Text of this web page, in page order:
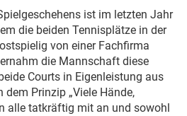
ist im letzten Jahr
die beiden Tennisplätze in der
von einer Fachfirma
die Mannschaft diese
Courts in Eigenleistung aus
Prinzip „Viele Hände,
alle tatkräftig mit an und sowohl